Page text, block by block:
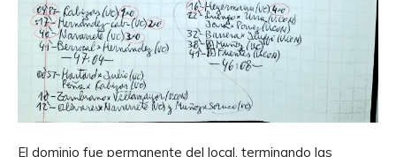
El dominio fue permanente del local, terminando las